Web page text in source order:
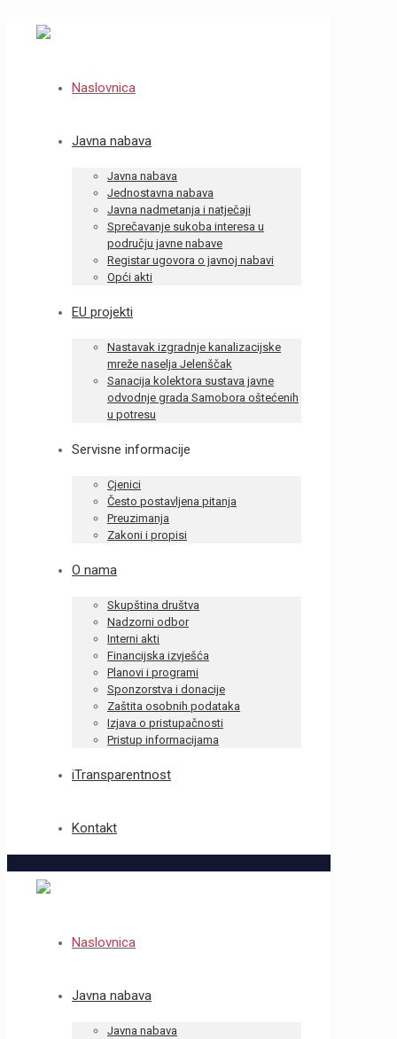
Naslovnica
Javna nabava
Javna nabava
Jednostavna nabava
Javna nadmetanja i natječaji
Sprečavanje sukoba interesa u
području javne nabave
Registar ugovora o javnoj nabavi
Opći akti
EU projekti
Nastavak izgradnje kanalizacijske
mreže naselja Jelenščak
Sanacija kolektora sustava javne
odvodnje grada Samobora oštećenih
u potresu
Servisne informacije
Cjenici
Često postavljena pitanja
Preuzimanja
Zakoni i propisi
O nama
Skupština društva
Nadzorni odbor
Interni akti
Financijska izvješća
Planovi i programi
Sponzorstva i donacije
Zaštita osobnih podataka
Izjava o pristupačnosti
Pristup informacijama
iTransparentnost
Kontakt
Naslovnica
Javna nabava
Javna nabava